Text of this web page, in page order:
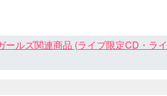
ルズ関連商品 (ライブ限定CD・ラ